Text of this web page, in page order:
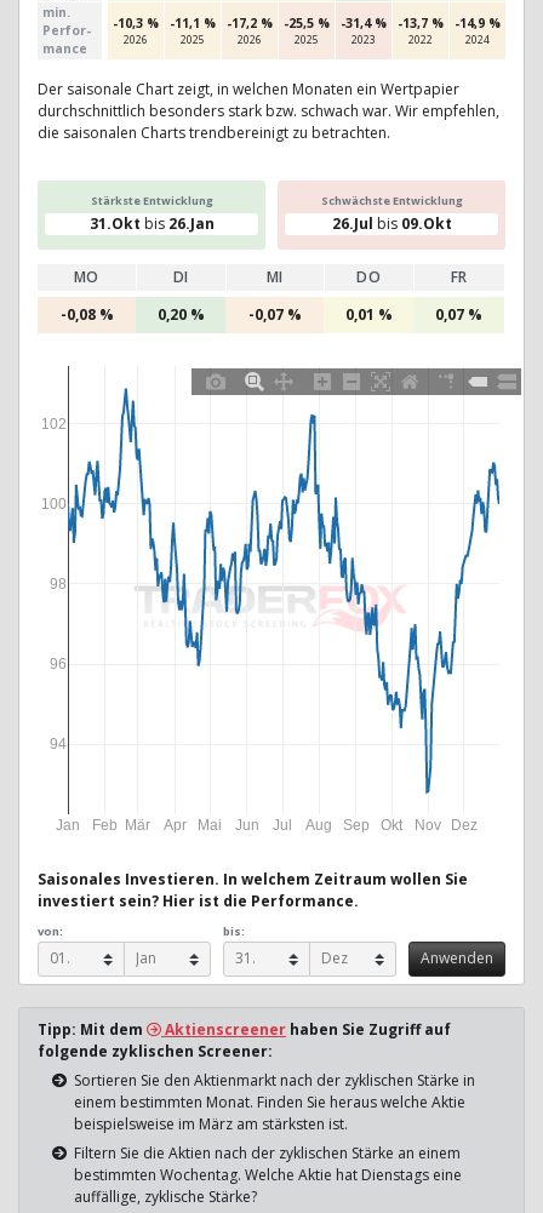
min.
Per­for­
mance
-10,3 %
2026
-11,1 %
2025
-17,2 %
2026
-25,5 %
2025
-31,4 %
2023
-13,7 %
2022
-14,9 %
2024
Der saisonale Chart zeigt, in welchen Monaten ein Wertpapier
durchschnittlich besonders stark bzw. schwach war. Wir empfehlen,
die saisonalen Charts trendbereinigt zu betrachten.
Jan Feb Mär Apr Mai Jun Jul Aug Sep Okt Nov Dez
94
96
98
100
102
Stärkste Entwicklung
31.Okt bis 26.Jan
Schwächste Entwicklung
26.Jul bis 09.Okt
MO DI MI DO
FR
-0,08 %
0,20 % -0,07 % 0,01 % 0,07 %
Saisonales Investieren. In welchem Zeitraum wollen Sie
investiert sein? Hier ist die Performance.
von: bis:
Tipp: Mit dem Aktienscreener haben Sie Zugriff auf
folgende zyklischen Screener:
Sortieren Sie den Aktienmarkt nach der zyklischen Stärke in
einem bestimmten Monat. Finden Sie heraus welche Aktie
beispielsweise im März am stärksten ist.
Filtern Sie die Aktien nach der zyklischen Stärke an einem
bestimmten Wochentag. Welche Aktie hat Dienstags eine
auffällige, zyklische Stärke?